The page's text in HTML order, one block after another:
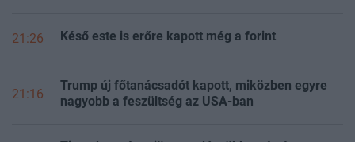
21:26 Késő este is erőre kapott még a forint
21:16
Trump új főtanácsadót kapott, miközben egyre
nagyobb a feszültség az USA-ban